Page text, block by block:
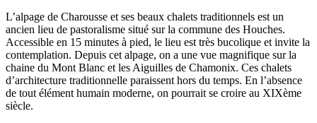
L’alpage de Charousse et ses beaux chalets traditionnels est un
ancien lieu de pastoralisme situé sur la commune des Houches.
Accessible en 15 minutes à pied, le lieu est très bucolique et invite la
contemplation. Depuis cet alpage, on a une vue magnifique sur la
chaine du Mont Blanc et les Aiguilles de Chamonix. Ces chalets
d’architecture traditionnelle paraissent hors du temps. En l’absence
de tout élément humain moderne, on pourrait se croire au XIXème
siècle.